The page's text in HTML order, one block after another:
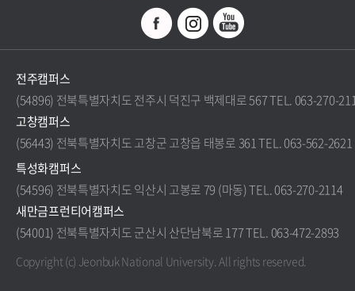
전주캠퍼스
(54896) 전북특별자치도 전주시 덕진구 백제대로 567 TEL. 063-270-
고창캠퍼스
(56443) 전북특별자치도 고창군 고창읍 태봉로 361 TEL. 063-562-2621
특성화캠퍼스
(54596) 전북특별자치도 익산시 고봉로 79 (마동) TEL. 063-270-2114
새만금프런티어캠퍼스
(54001) 전북특별자치도 군산시 산단남북로 177 TEL. 063-472-2893
Copyright (c) Jeonbuk National University.All rights reserved.